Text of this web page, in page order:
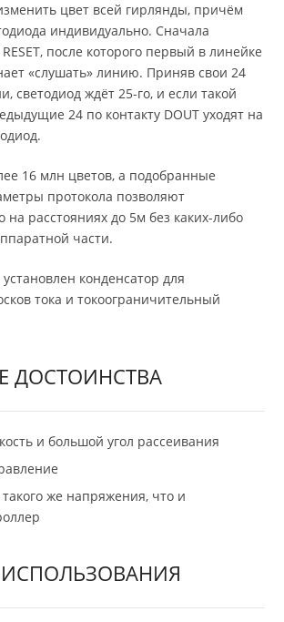
цвет всей гирлянды, причём
индивидуально. Сначала
после которого первый в линейке
«слушать» линию. Приняв свои 24
светодиод ждёт 25-го, и если такой
24 по контакту DOUT уходят на
16 млн цветов, а подобранные
протокола позволяют
на расстояниях до 5м без каких-либо
части.
конденсатор для
тока и токоограничительный
ДОСТОИНСТВА
и большой угол рассеивания
же напряжения, что и